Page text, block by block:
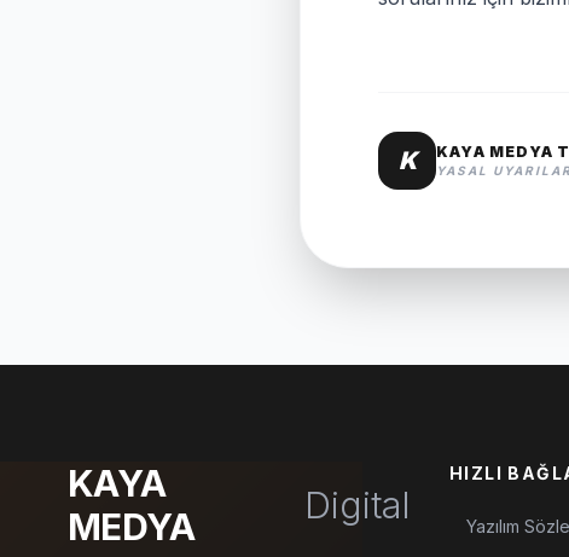
K KAYA MEDYA
YASAL
KAYA
MEDYA
Digital
HIZLI
Yazılım